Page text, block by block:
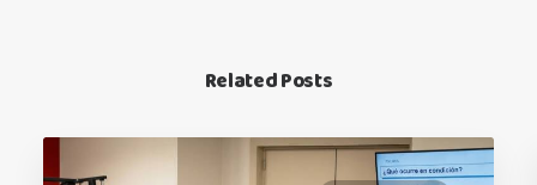
Related Posts